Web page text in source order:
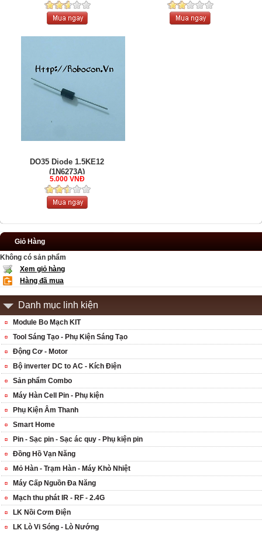
DO35 Diode 1.5KE12
(1N6273A)
5.000 VNĐ
Giỏ Hàng
Không có sản phẩm
Xem giỏ hàng
Hàng đã mua
Danh mục linh kiện
Module Bo Mạch KIT
Tool Sáng Tạo - Phụ Kiện Sáng Tạo
Động Cơ - Motor
Bộ inverter DC to AC - Kích Điện
Sản phẩm Combo
Máy Hàn Cell Pin - Phụ kiện
Phụ Kiện Âm Thanh
Smart Home
Pin - Sạc pin - Sạc ác quy - Phụ kiện pin
Đồng Hồ Vạn Năng
Mỏ Hàn - Trạm Hàn - Máy Khò Nhiệt
Máy Cấp Nguồn Đa Năng
Mạch thu phát IR - RF - 2.4G
LK Nồi Cơm Điện
LK Lò Vi Sóng - Lò Nướng